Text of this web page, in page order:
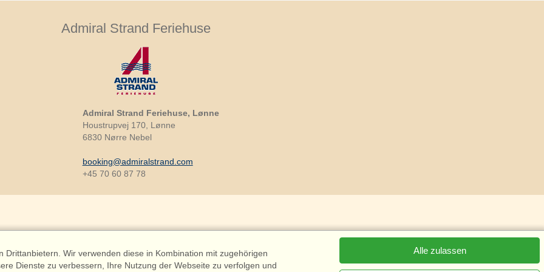
Admiral Strand Feriehuse
Admiral Strand Feriehuse, Lønne
Houstrupvej 170, Lønne
6830 Nørre Nebel
booking@admiralstrand.com
+45 70 60 87 78
ApS | CVR 27 23 39 10 |
Wir verwenden diese in Kombination mit zugehörigen
Dienste zu verbessern, Ihre Nutzung der Webseite zu verfolgen und
Alle zulassen